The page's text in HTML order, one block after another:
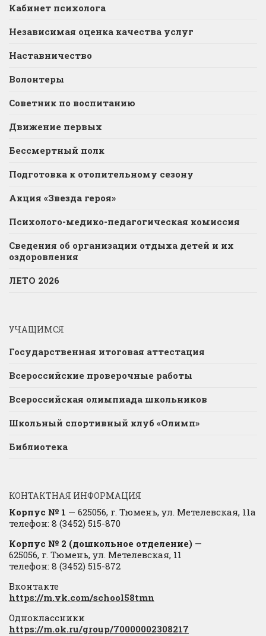
Кабинет психолога
Независимая оценка качества услуг
Наставничество
Волонтеры
Советник по воспитанию
Движение первых
Бессмертный полк
Подготовка к отопительному сезону
Акция «Звезда героя»
Психолого-медико-педагогическая комиссия
Сведения об организации отдыха детей и их
оздоровления
ЛЕТО 2026
УЧАЩИМСЯ
Государственная итоговая аттестация
Всероссийские проверочные работы
Всероссийская олимпиада школьников
Школьный спортивный клуб «Олимп»
Библиотека
КОНТАКТНАЯ ИНФОРМАЦИЯ
Корпус № 1 — 625056, г. Тюмень, ул. Метелевская, 11а
телефон: 8 (3452) 515-870
Корпус № 2 (дошкольное отделение) —
625056, г. Тюмень, ул. Метелевская, 11
телефон: 8 (3452) 515-872
Вконтакте
https://m.vk.com/school58tmn
Одноклассники
https://m.ok.ru/group/70000002308217